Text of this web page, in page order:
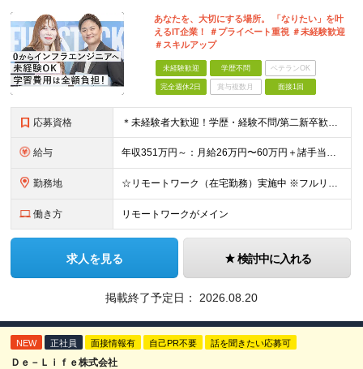
あなたを、大切にする場所。 「なりたい」を叶
えるIT企業！ ＃プライベート重視 ＃未経験歓迎
＃スキルアップ
未経験歓迎 学歴不問 ベテランOK
完全週休2日 賞与複数月 面接1回
応募資格 ＊未経験者大歓迎！学歴・経験不問/第二新卒歓迎/充実研修/WEB面接可能＊ ▼未経験歓迎＆完全ポテンシャル採用！▼ 基礎のキソから学べる研修があるので経験は一切不問！ 面接では「あなたの想い」を教
給与 年収351万円～：月給26万円〜60万円＋諸手当＋インセンティブ（２種）＋賞与 ★Point 設立から9ヶ月で全社員2万円の昇給実績 ※成果はしっかりと還元いたします！ ★Point 100％年
勤務地 ☆リモートワーク（在宅勤務）実施中 ※フルリモート可 【グループ本社】東京都中央区八丁堀3-6-6 アド京橋ビル2F ∟宝町駅 5分/京橋駅 7分/八丁堀駅7分/JR東京駅10分 【プロジェクト先
働き方 リモートワークがメイン
求人を見る 検討中に入れる
掲載終了予定日： 2026.08.20
NEW 正社員 面接情報有 自己PR不要 話を聞きたい応募可
Ｄｅ－Ｌｉｆｅ株式会社